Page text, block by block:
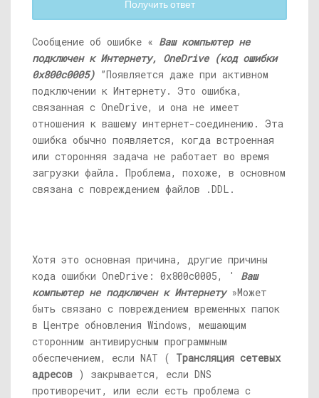
Получить ответ
Сообщение об ошибке « Ваш компьютер не
подключен к Интернету, OneDrive (код ошибки
0x800c0005) ”Появляется даже при активном
подключении к Интернету. Это ошибка,
связанная с OneDrive, и она не имеет
отношения к вашему интернет-соединению. Эта
ошибка обычно появляется, когда встроенная
или сторонняя задача не работает во время
загрузки файла. Проблема, похоже, в основном
связана с повреждением файлов .DDL.
Хотя это основная причина, другие причины
кода ошибки OneDrive: 0x800c0005, ' Ваш
компьютер не подключен к Интернету »Может
быть связано с повреждением временных папок
в Центре обновления Windows, мешающим
сторонним антивирусным программным
обеспечением, если NAT ( Трансляция сетевых
адресов ) закрывается, если DNS
противоречит, или если есть проблема с